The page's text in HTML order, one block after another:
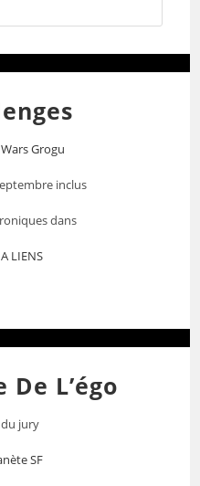
Grogu
inclus
dans
LIENS
L’égo
jury